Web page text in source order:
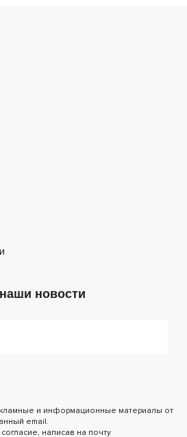
новости
и информационные материалы от
email.
написав на почту